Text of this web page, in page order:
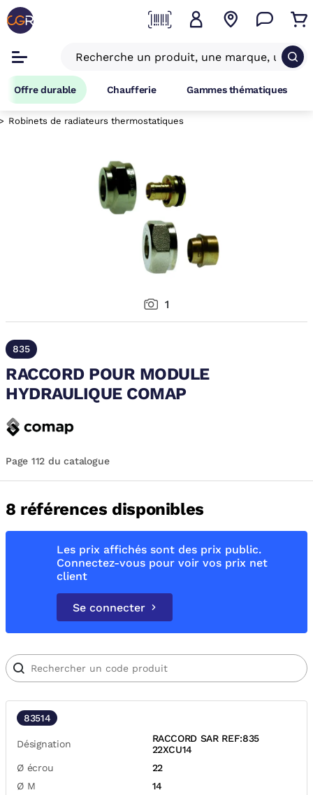
Offre durable Chaufferie Gammes thématiques
Robinets de radiateurs thermostatiques
1
835
RACCORD POUR MODULE
HYDRAULIQUE COMAP
Page 112 du catalogue
8 références disponibles
Les prix affichés sont des prix public.
Connectez-vous pour voir vos prix net
client
Se connecter
83514
Désignation
RACCORD SAR REF:835
22XCU14
Ø écrou
22
Ø M
14